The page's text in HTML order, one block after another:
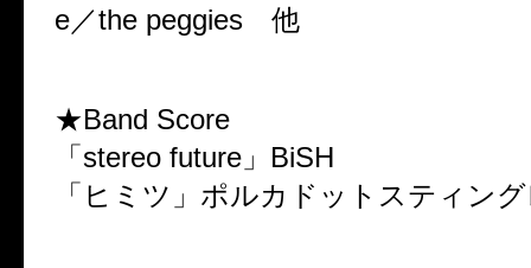
e／the peggies 他
★Band Score
「stereo future」BiSH
「ヒミツ」ポルカドットスティン